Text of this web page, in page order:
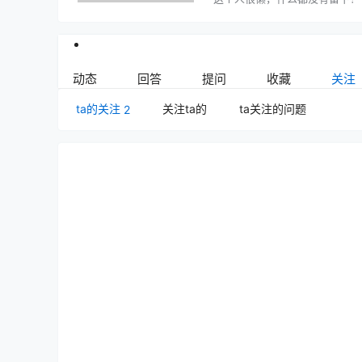
动态 回答 提问 收藏 关注
ta的关注 2 关注ta的 ta关注的问题